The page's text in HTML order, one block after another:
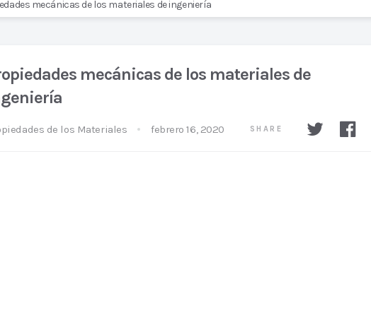
mecánicas de los materiales de ingeniería
mecánicas de los materiales de
de los Materiales febrero 16, 2020 SHARE